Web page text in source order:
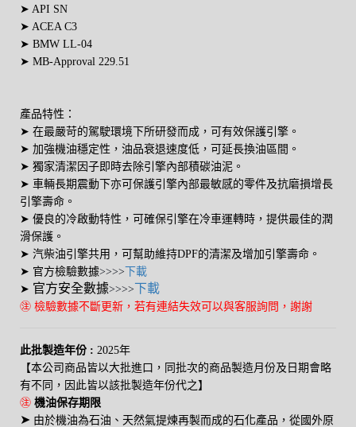
➤ API SN
➤ ACEA C3
➤ BMW LL-04
➤ MB-Approval 229.51
產品特性：
➤ 在最嚴苛的駕駛環境下所研發而成，可有效保護引擎。
➤ 加強機油穩定性，油品衰退速度低，可延長換油區間。
➤ 獨家清潔因子即時去除引擎內部積碳油泥。
➤ 車輛長期震動下亦可保護引擎內部最敏感的零件及抗磨損增長
引擎壽命。
➤ 優良的冷啟動特性，可確保引擎在冷車運轉時，提供最佳的潤
滑保護。
➤ 汽柴油引擎共用，可幫助維持DPF的清潔及增加引擎壽命。
➤ 官方檢驗數據>>>>下載
➤ 官方安全數據>>>>下載
㊟ 檢驗數據不斷更新，若有連結失效可以與客服詢問，謝謝
此批製造年份 : 2025年
【本公司商品皆以大批進口，同批次的商品製造月份及日期會略
有不同，因此皆以該批製造年份代之】
㊟ 機油保存期限
➤ 由於機油為石油、天然氣提煉再製而成的石化產品，從國外原